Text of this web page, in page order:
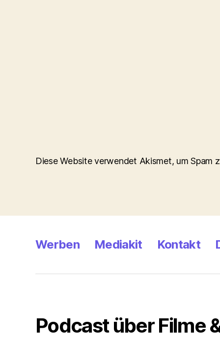
Diese Website verwendet Akismet, um Spam
Werben Mediakit Kontakt
Podcast über Filme